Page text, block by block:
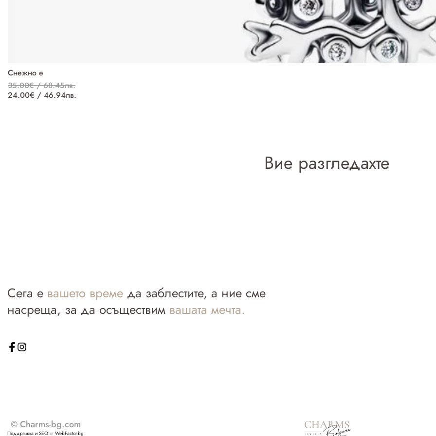
Снежно е
35.00€ / 68.45лв.
24.00€ / 46.94лв.
Вие разгледахте
Сега е вашето време да заблестите, а ние сме
насреща, за да осъществим вашата мечта.
© Charms-bg.com
Поддръжка и SEO от WebFactor.bg